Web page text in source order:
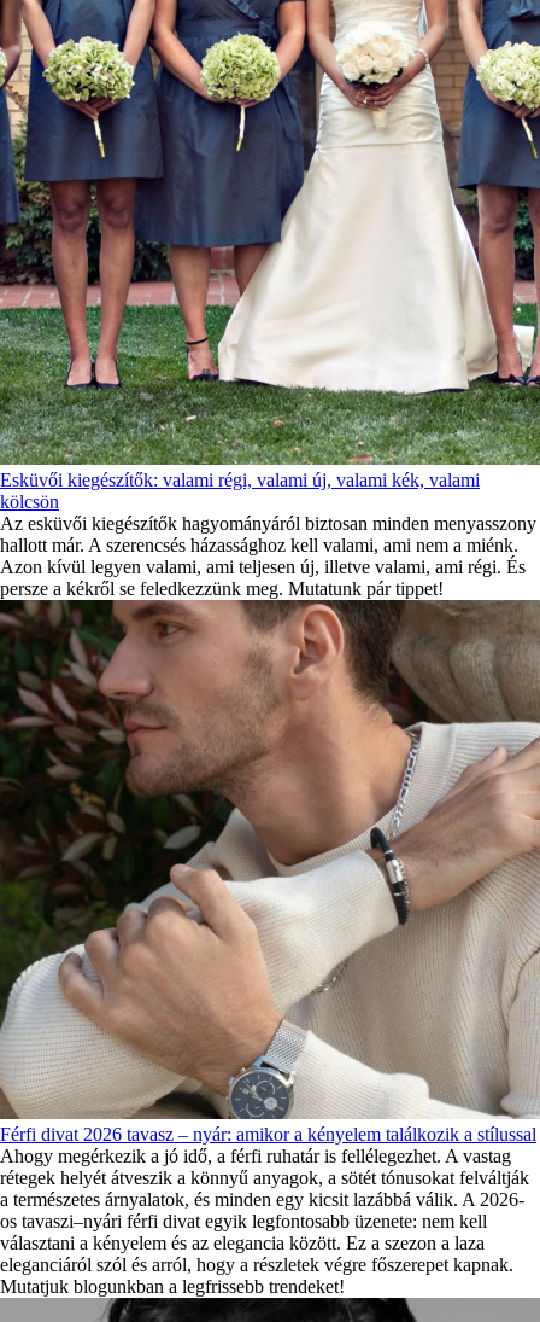
Esküvői kiegészítők: valami régi, valami új, valami kék, valami
kölcsön
Az esküvői kiegészítők hagyományáról biztosan minden menyasszony
hallott már. A szerencsés házassághoz kell valami, ami nem a miénk.
Azon kívül legyen valami, ami teljesen új, illetve valami, ami régi. És
persze a kékről se feledkezzünk meg. Mutatunk pár tippet!
Férfi divat 2026 tavasz – nyár: amikor a kényelem találkozik a stílussal
Ahogy megérkezik a jó idő, a férfi ruhatár is fellélegezhet. A vastag
rétegek helyét átveszik a könnyű anyagok, a sötét tónusokat felváltják
a természetes árnyalatok, és minden egy kicsit lazábbá válik. A 2026-
os tavaszi–nyári férfi divat egyik legfontosabb üzenete: nem kell
választani a kényelem és az elegancia között. Ez a szezon a laza
eleganciáról szól és arról, hogy a részletek végre főszerepet kapnak.
Mutatjuk blogunkban a legfrissebb trendeket!